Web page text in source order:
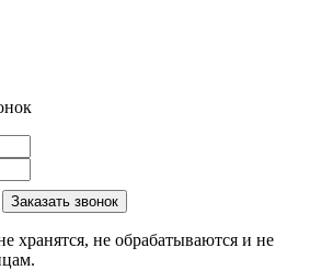
хранятся, не обрабатываются и не